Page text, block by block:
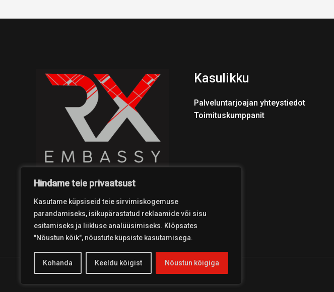
Hindame teie privaatsust
Kasutame küpsiseid teie sirvimiskogemuse
parandamiseks, isikupärastatud reklaamide või sisu
esitamiseks ja liikluse analüüsimiseks. Klõpsates
"Nõustun kõik", nõustute küpsiste kasutamisega.
Kohanda Keeldu kõigist Nõustun kõigiga
Kasulikku
Palveluntarjoajan yhteystiedot
Toimituskumppanit
Copyright © 2026 Coolest Crosskart Shop